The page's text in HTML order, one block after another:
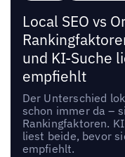
Local SEO vs
und KI-Suche
empfiehlt
Der Unterschied
schon immer da –
Rankingfaktoren.
liest beide, bevor
empfiehlt.